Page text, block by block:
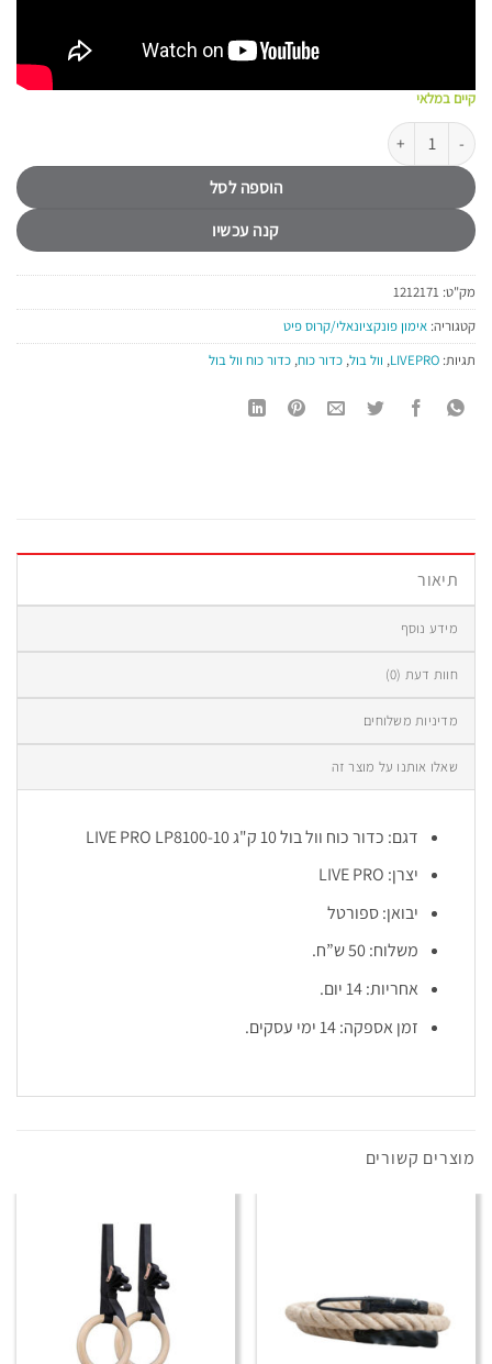
קיים במלאי
כמות של כדור כוח וול בול 10 ק"ג LIVE PRO LP8100-10
הוספה לסל
קנה עכשיו
מק"ט: 1212171
קטגוריה: אימון פונקציונאלי/קרוס פיט
תגיות: LIVEPRO
, וול בול, כדור כוח, כדור כוח וול בול
תיאור
מידע נוסף
חוות דעת (0)
מדיניות משלוחים
שאלו אותנו על מוצר זה
דגם: כדור כוח וול בול 10 ק"ג LIVE PRO LP8100-10
יצרן: LIVE PRO
יבואן: ספורטל
משלוח: 50 ש”ח.
אחריות: 14 יום.
זמן אספקה: 14 ימי עסקים.
מוצרים קשורים